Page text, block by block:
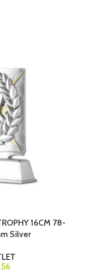
16CM 78-
Silver